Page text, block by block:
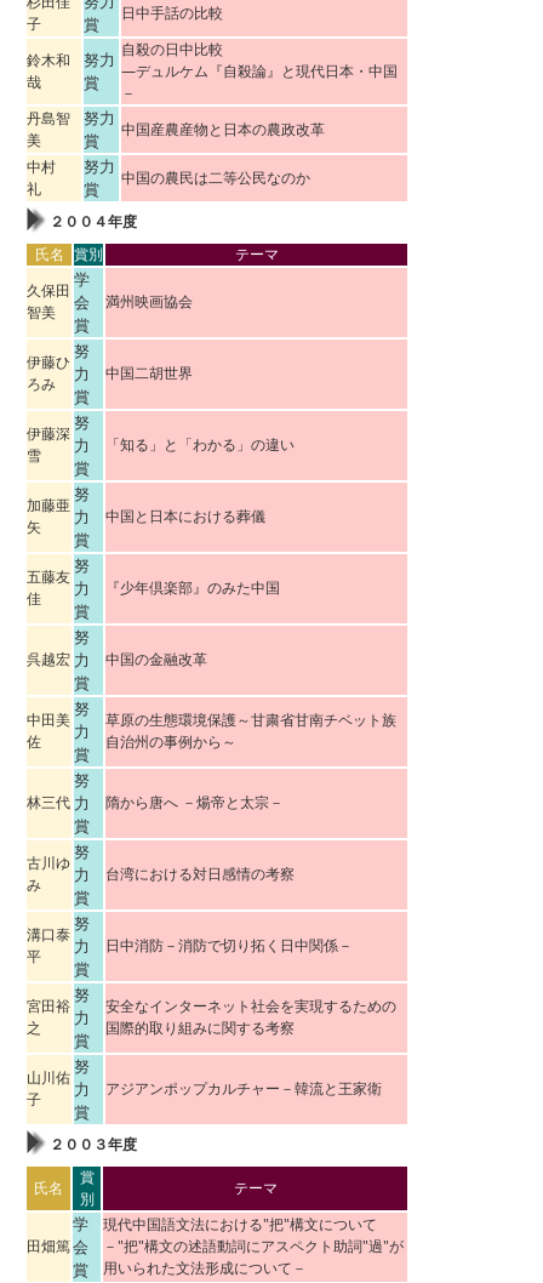
子
賞
日中手話の比較
鈴木和
哉
努力
賞
自殺の日中比較
―デュルケム『自殺論』と現代日本・中国
－
丹島智
美
努力
賞
中国産農産物と日本の農政改革
中村
礼
努力
賞
中国の農民は二等公民なのか
２００４年度
氏名 賞別
テーマ
久保田
智美
学
会
賞
満州映画協会
伊藤ひ
ろみ
努
力
賞
中国二胡世界
伊藤深
雪
努
力
賞
「知る」と「わかる」の違い
加藤亜
矢
努
力
賞
中国と日本における葬儀
五藤友
佳
努
力
賞
『少年倶楽部』のみた中国
呉越宏
努
力
賞
中国の金融改革
中田美
佐
努
力
賞
草原の生態環境保護～甘粛省甘南チベット族
自治州の事例から～
林三代
努
力
賞
隋から唐へ －煬帝と太宗－
古川ゆ
み
努
力
賞
台湾における対日感情の考察
溝口泰
平
努
力
賞
日中消防－消防で切り拓く日中関係－
宮田裕
之
努
力
賞
安全なインターネット社会を実現するための
国際的取り組みに関する考察
山川佑
子
努
力
賞
アジアンポップカルチャー－韓流と王家衛
２００３年度
氏名
賞
別
テーマ
田畑篤
学
会
賞
現代中国語文法における"把"構文について
－"把"構文の述語動詞にアスペクト助詞"過"が
用いられた文法形成について－